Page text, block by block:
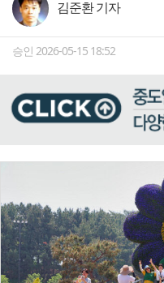
김준환 기자
승인 2026-05-15 18:52